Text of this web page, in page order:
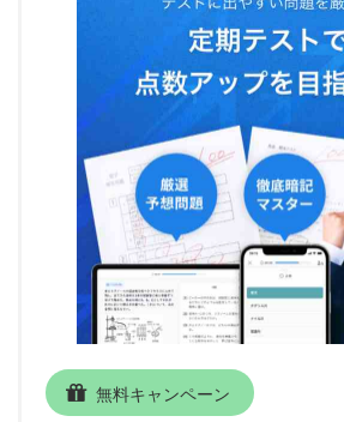
無料キャンペーン